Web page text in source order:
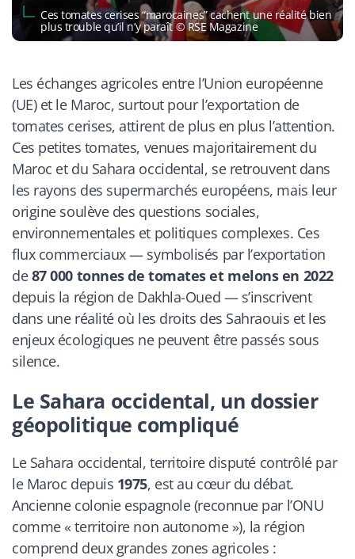
Ces tomates cerises “marocaines” cachent une réalité bien
plus trouble qu’il n’y paraît © RSE Magazine
Les échanges agricoles entre l’Union européenne
(UE) et le Maroc, surtout pour l’exportation de
tomates cerises, attirent de plus en plus l’attention.
Ces petites tomates, venues majoritairement du
Maroc et du Sahara occidental, se retrouvent dans
les rayons des supermarchés européens, mais leur
origine soulève des questions sociales,
environnementales et politiques complexes. Ces
flux commerciaux — symbolisés par l’exportation
de87 000 tonnes de tomates et melons en 2022
depuis la région de Dakhla-Oued — s’inscrivent
dans une réalité où les droits des Sahraouis et les
enjeux écologiques ne peuvent être passés sous
silence.
Le Sahara occidental, un dossier
géopolitique compliqué
Le Sahara occidental, territoire disputé contrôlé par
le Maroc depuis 1975, est au cœur du débat.
Ancienne colonie espagnole (reconnue par l’ONU
comme « territoire non autonome »), la région
comprend deux grandes zones agricoles :